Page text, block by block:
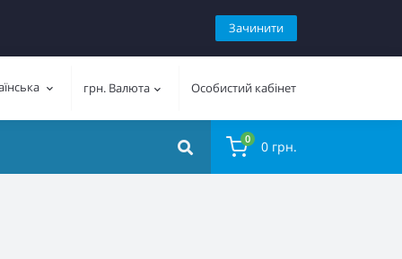
Зачинити
грн. Валюта Особистий кабінет
0 0 грн.